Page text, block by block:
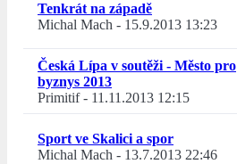
Tenkrát na západě
Michal Mach - 15.9.2013 13:23
Česká Lípa v soutěži - Město pro
byznys 2013
Primitif- 11.11.2013 12:15
Sport ve Skalici a spor
Michal Mach - 13.7.2013 22:46